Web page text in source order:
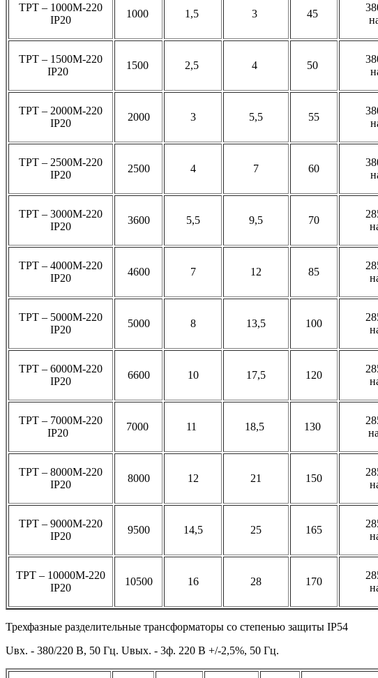
ТРТ – 1000М-220
IP20
1000 1,5 3 45
ТРТ – 1500М-220
IP20
1500 2,5 4 50
ТРТ – 2000М-220
IP20
2000 3 5,5 55
ТРТ – 2500М-220
IP20
2500 4 7 60
ТРТ – 3000М-220
IP20
3600 5,5 9,5 70
ТРТ – 4000М-220
IP20
4600 7 12 85
ТРТ – 5000М-220
IP20
5000 8 13,5 100
ТРТ – 6000М-220
IP20
6600 10 17,5 120
ТРТ – 7000М-220
IP20
7000 11 18,5 130
ТРТ – 8000М-220
IP20
8000 12 21 150
ТРТ – 9000М-220
IP20
9500 14,5 25 165
ТРТ – 10000М-220
IP20
10500 16 28 170
Трехфазные разделительные трансформаторы со степенью защиты IP54
Uвх. - 380/220 В, 50 Гц. Uвых. - 3ф. 220 В +/-2,5%, 50 Гц.